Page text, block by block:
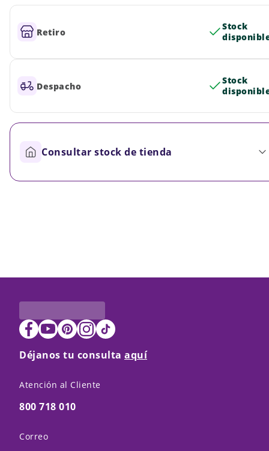
Retiro
Stock
Despacho
Stock
Consultar stock de tienda
Déjanos tu consulta aquí
Atención al Cliente
800 718 010
Correo